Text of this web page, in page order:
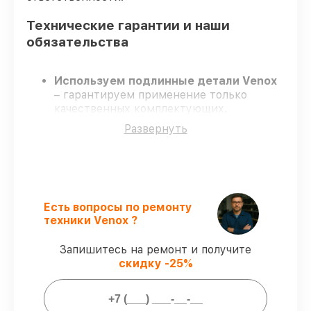
Технические гарантии и наши
обязательства
Используем подлинные детали Venox
– гарантируем применение только
качественных комплектующих.
Опытные специалисты
постоянное обучение, что обеспечивает
оговоренные сроки.
Гарантийное сопровождение– все все
виды ремонта защищены сервисной
гарантией.
Мы гарантируем:
Развернуть
Есть вопросы по ремонту
техники Venox ?
Запишитесь на ремонт и получите
скидку -25%